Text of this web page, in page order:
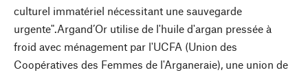
culturel immatériel nécessitant une sauvegarde
urgente".Argand’Or utilise de l'huile d'argan pressée à
froid avec ménagement par l'UCFA (Union des
Coopératives des Femmes de l'Arganeraie), une union de